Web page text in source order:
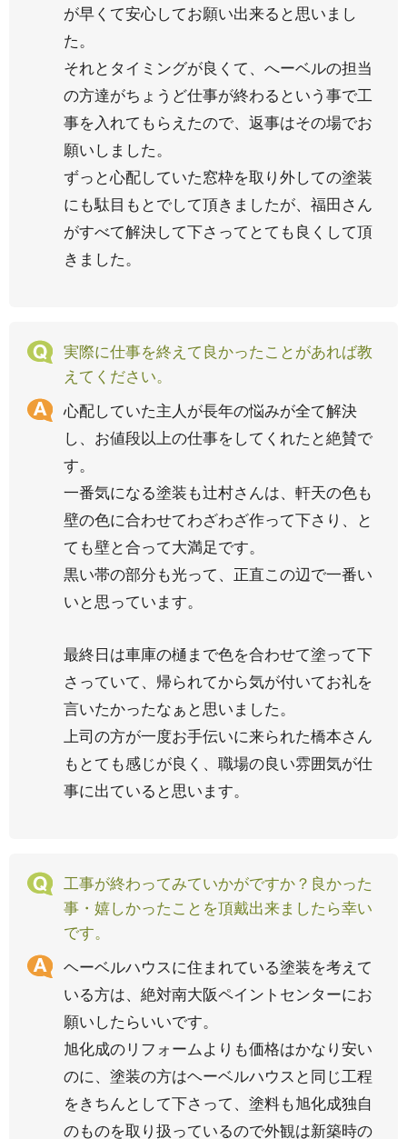
が早くて安心してお願い出来ると思いまし
た。
それとタイミングが良くて、へーベルの担当
の方達がちょうど仕事が終わるという事で工
事を入れてもらえたので、返事はその場でお
願いしました。
ずっと心配していた窓枠を取り外しての塗装
にも駄目もとでして頂きましたが、福田さん
がすべて解決して下さってとても良くして頂
きました。
実際に仕事を終えて良かったことがあれば教
えてください。
心配していた主人が長年の悩みが全て解決
し、お値段以上の仕事をしてくれたと絶賛で
す。
一番気になる塗装も辻村さんは、軒天の色も
壁の色に合わせてわざわざ作って下さり、と
ても壁と合って大満足です。
黒い帯の部分も光って、正直この辺で一番い
いと思っています。
最終日は車庫の樋まで色を合わせて塗って下
さっていて、帰られてから気が付いてお礼を
言いたかったなぁと思いました。
上司の方が一度お手伝いに来られた橋本さん
もとても感じが良く、職場の良い雰囲気が仕
事に出ていると思います。
工事が終わってみていかがですか？良かった
事・嬉しかったことを頂戴出来ましたら幸い
です。
ヘーベルハウスに住まれている塗装を考えて
いる方は、絶対南大阪ペイントセンターにお
願いしたらいいです。
旭化成のリフォームよりも価格はかなり安い
のに、塗装の方はヘーベルハウスと同じ工程
をきちんとして下さって、塗料も旭化成独自
のものを取り扱っているので外観は新築時の